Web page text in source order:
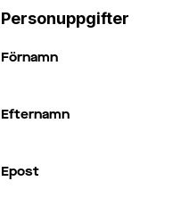
Personuppgifter
Förnamn
Efternamn
Epost